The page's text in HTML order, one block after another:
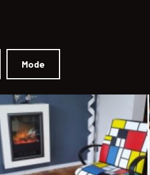
Mode